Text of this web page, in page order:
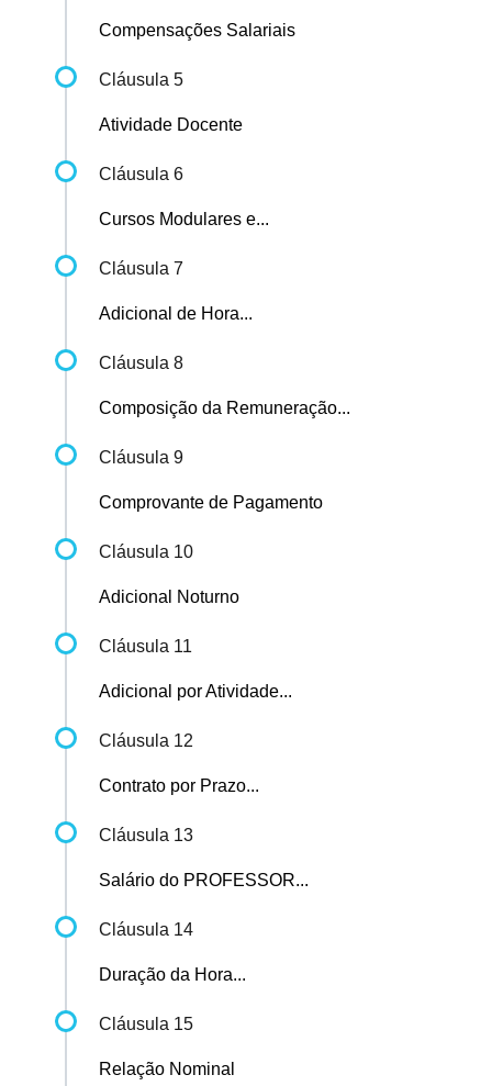
Compensações Salariais
Cláusula 5
Atividade Docente
Cláusula 6
Cursos Modulares e...
Cláusula 7
Adicional de Hora...
Cláusula 8
Composição da Remuneração...
Cláusula 9
Comprovante de Pagamento
Cláusula 10
Adicional Noturno
Cláusula 11
Adicional por Atividade...
Cláusula 12
Contrato por Prazo...
Cláusula 13
Salário do PROFESSOR...
Cláusula 14
Duração da Hora...
Cláusula 15
Relação Nominal